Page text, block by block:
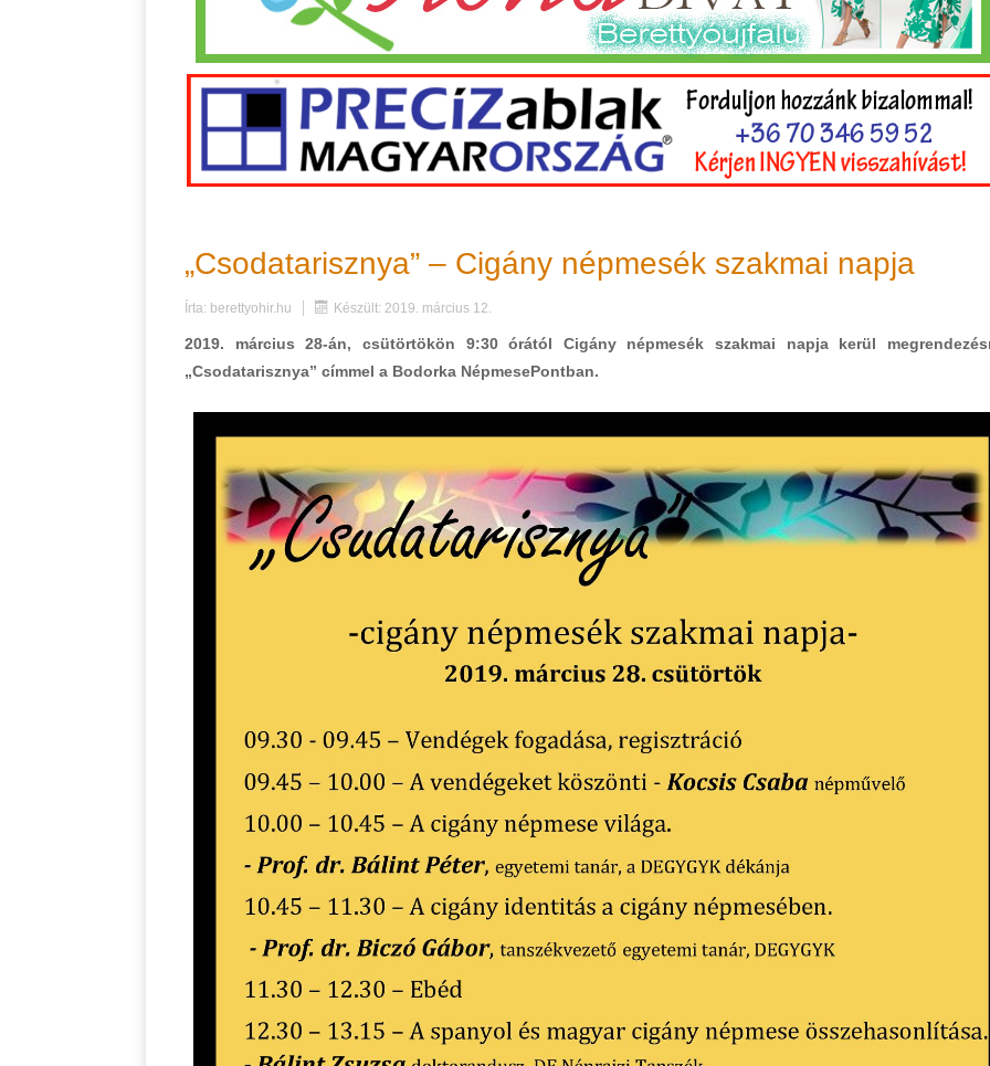
„Csodatarisznya” – Cigány népmesék szakmai napja
Írta: berettyohir.hu Készült: 2019. március 12.
2019. március 28-án, csütörtökön 9:30 órától Cigány népmesék szakmai napja kerül
„Csodatarisznya” címmel a Bodorka NépmesePontban.